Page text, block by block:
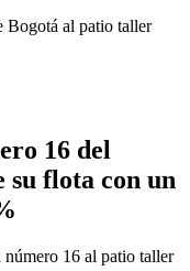
16 del
su flota con un
16 al patio taller